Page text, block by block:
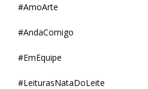
#AmoArte
#AndaComigo
#EmEquipe
#LeiturasNataDoLeite